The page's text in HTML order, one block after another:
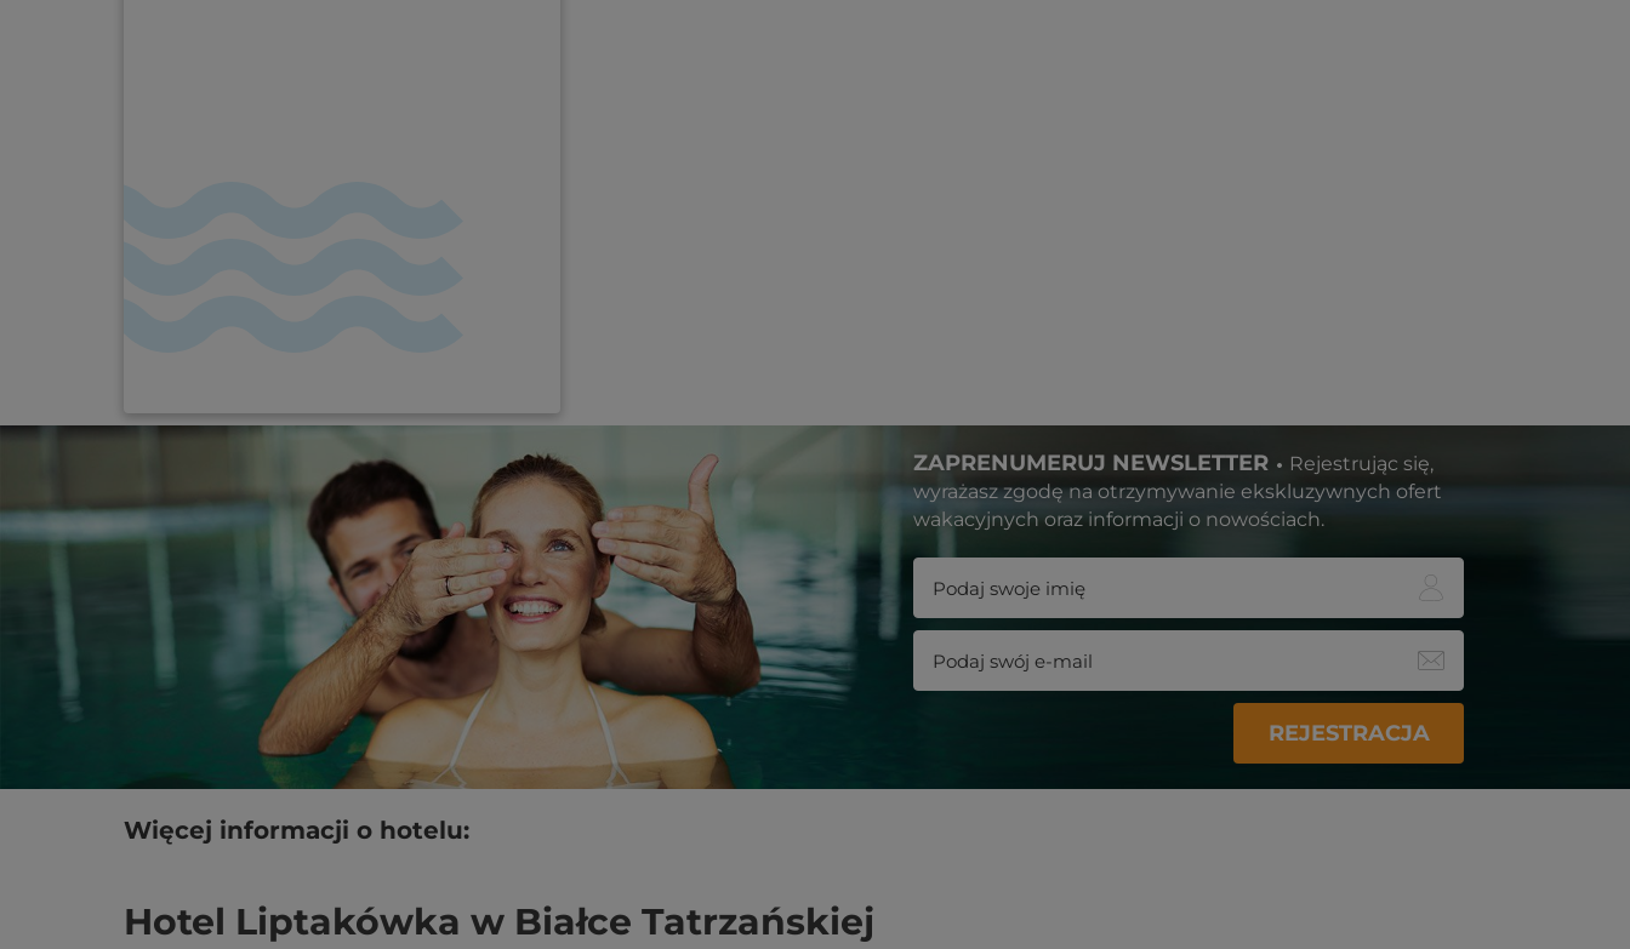
ZAPRENUMERUJ NEWSLETTER
Rejestrując się,
wyrażasz zgodę na otrzymywanie ekskluzywnych ofert
wakacyjnych oraz informacji o nowościach.
REJESTRACJA
Więcej informacji o hotelu:
Hotel Liptakówka w Białce Tatrzańskiej